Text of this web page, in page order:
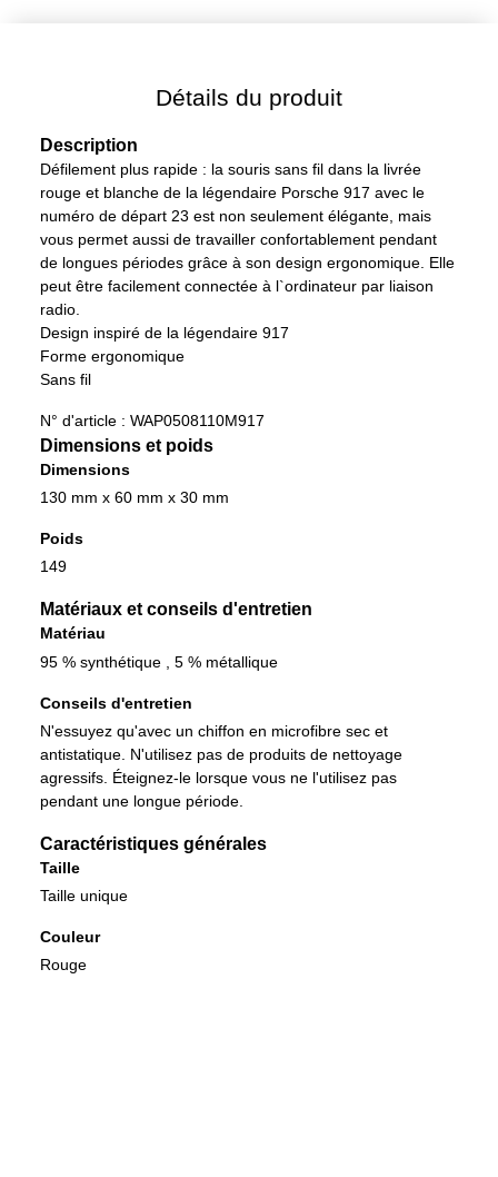
Détails du produit
Description
Défilement plus rapide : la souris sans fil dans la livrée
rouge et blanche de la légendaire Porsche 917 avec le
numéro de départ 23 est non seulement élégante, mais
vous permet aussi de travailler confortablement pendant
de longues périodes grâce à son design ergonomique. Elle
peut être facilement connectée à l`ordinateur par liaison
radio.
Design inspiré de la légendaire 917
Forme ergonomique
Sans fil
N° d'article : WAP0508110M917
Dimensions et poids
Dimensions
130 mm x 60 mm x 30 mm
Poids
149
Matériaux et conseils d'entretien
Matériau
95 % synthétique , 5 % métallique
Conseils d'entretien
N'essuyez qu'avec un chiffon en microfibre sec et
antistatique. N'utilisez pas de produits de nettoyage
agressifs. Éteignez-le lorsque vous ne l'utilisez pas
pendant une longue période.
Caractéristiques générales
Taille
Taille unique
Couleur
Rouge